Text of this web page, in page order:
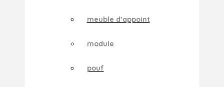
meuble d’appoint
module
pouf